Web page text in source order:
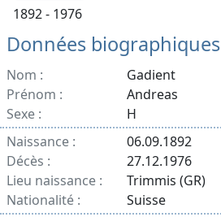
1892 - 1976
Données biographiques
Nom :
Gadient
Prénom :
Andreas
Sexe :
H
Naissance :
06.09.1892
Décès :
27.12.1976
Lieu naissance :
Trimmis (GR)
Nationalité :
Suisse